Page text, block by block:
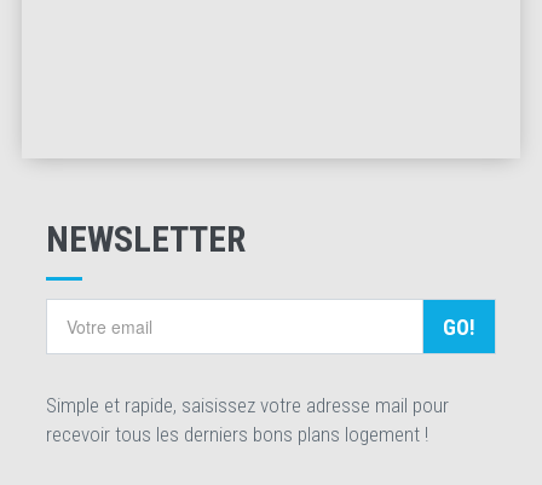
NEWSLETTER
GO!
Simple et rapide, saisissez votre adresse mail pour
recevoir tous les derniers bons plans logement !